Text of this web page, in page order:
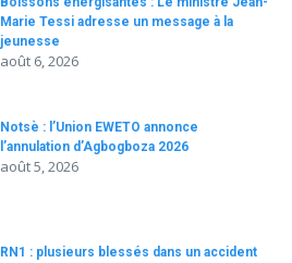
Marie Tessi adresse un message à la
jeunesse
août 6, 2026
Notsè : l’Union EWETO annonce
l’annulation d’Agbogboza 2026
août 5, 2026
RN1 : plusieurs blessés dans un accident